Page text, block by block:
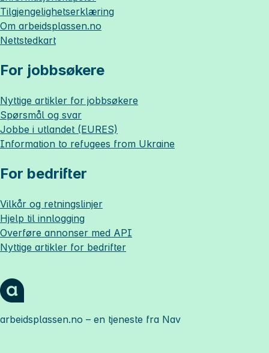
Tilgjengelighetserklæring
Om arbeidsplassen.no
Nettstedkart
For jobbsøkere
Nyttige artikler for jobbsøkere
Spørsmål og svar
Jobbe i utlandet (EURES)
Information to refugees from Ukraine
For bedrifter
Vilkår og retningslinjer
Hjelp til innlogging
Overføre annonser med API
Nyttige artikler for bedrifter
arbeidsplassen.no – en tjeneste fra Nav